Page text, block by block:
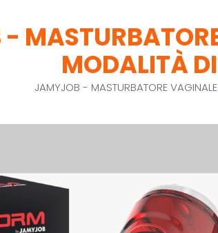
MODALITÀ
JAMYJOB - MASTURBATORE